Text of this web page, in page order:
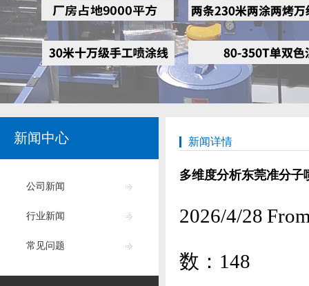
新闻中心
公司新闻
行业新闻
常见问题
新闻详情
多维度分析东莞准分
2026/4/28
数： 148